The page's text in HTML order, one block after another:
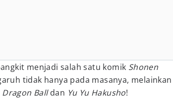
menjadi salah satu komik Shonen
tidak hanya pada masanya, melainkan
Dragon Balldan Yu Yu Hakusho!